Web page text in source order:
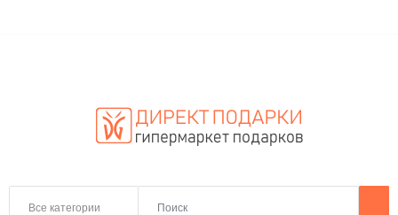
Все категории